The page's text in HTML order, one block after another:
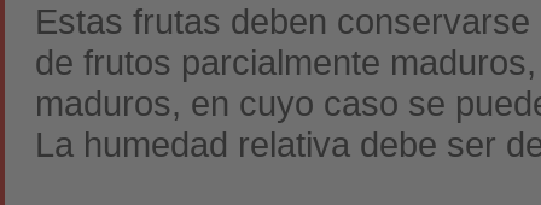
Estas frutas deben
de frutos parcialmente
maduros, en cuyo caso se
La humedad relativa debe ser